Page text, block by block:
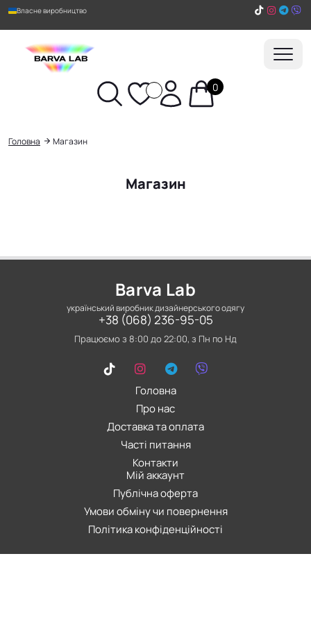
Власне виробництво
0
Пошук
Головна Магазин
Магазин
Barva Lab
український виробник дизайнерського одягу
Головна
Про нас
Доставка та оплата
Часті питання
Контакти
Мій аккаунт
Публічна оферта
Умови обміну чи повернення
Політика конфіденційності
+38 (068) 236-95-05
Працюємо з 8:00 до 22:00, з Пн по Нд